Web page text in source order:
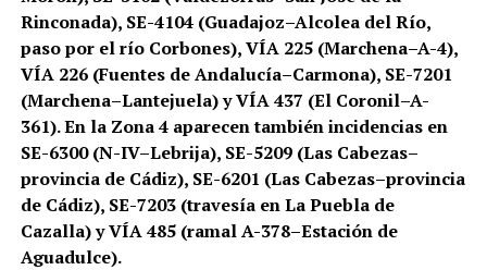
Rinconada), SE-4104 (Guadajoz–Alcolea del Río,
paso por el río Corbones), VÍA 225 (Marchena–A-4),
VÍA 226 (Fuentes de Andalucía–Carmona), SE-7201
(Marchena–Lantejuela) y VÍA 437 (El Coronil–A-
361). En la Zona 4 aparecen también incidencias en
SE-6300 (N-IV–Lebrija), SE-5209 (Las Cabezas–
provincia de Cádiz), SE-6201 (Las Cabezas–provincia
de Cádiz), SE-7203 (travesía en La Puebla de
Cazalla) y VÍA 485 (ramal A-378–Estación de
Aguadulce).